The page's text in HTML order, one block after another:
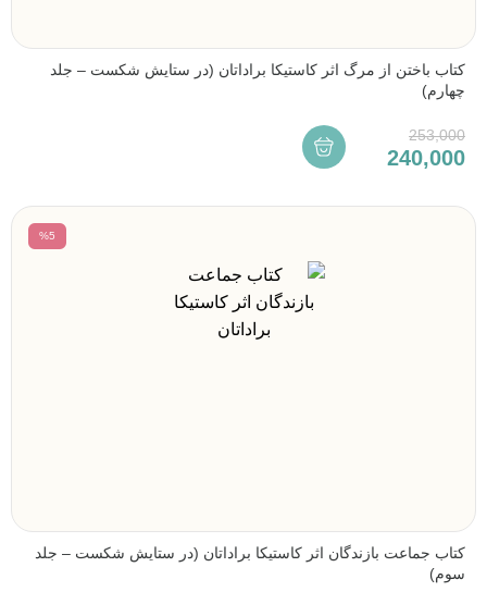
کتاب باختن از مرگ اثر کاستیکا براداتان (در ستایش شکست – جلد
چهارم)
253,000
240,000
%5
کتاب جماعت بازندگان اثر کاستیکا براداتان (در ستایش شکست – جلد
سوم)